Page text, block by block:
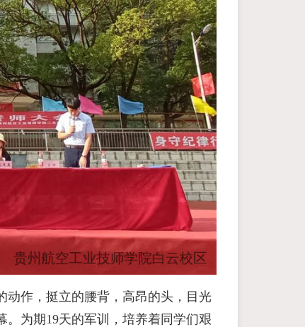
动作，挺立的腰背，高昂的头，目光
为期19天的军训，培养着同学们艰